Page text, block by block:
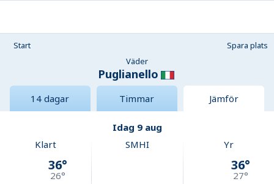
Start
Spara plats
Väder
Puglianello
14 dagar Timmar Jämför
Idag 9 aug
Klart
36°
26°
SMHI Yr
36°
27°